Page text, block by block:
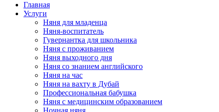
Главная
Услуги
Няня для младенца
Няня-воспитатель
Гувернантка для школьника
Няня с проживанием
Няня выходного дня
Няня со знанием английского
Няня на час
Няня на вахту в Дубай
Профессиональная бабушка
Няня с медицинским образованием
Ночная няня